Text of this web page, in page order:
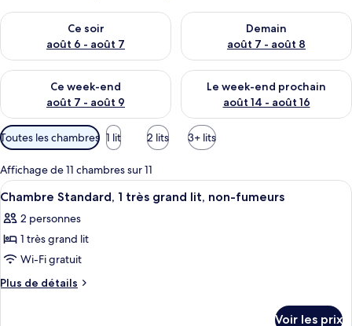
Ce soir
août 6 - août 7
Vérifier la disponibilité pour ce soir août 6 - août 7
Demain
août 7 - août 8
Vérifier la disponibilité pour
Ce week-end
août 7 - août 9
Vérifier la disponibilité pour ce week-end août 7 - août 9
Le week-end prochain
août 14 - août 16
Vérifier la disponibilité pour
Filtres
disponibles
pour
les
chambres
Toutes les chambres 1 lit 2 lits 3+ lits
Affichage de 11 chambres sur 11
Afficher
toutes
les
photos
pour
ce
Une chambre d’hôtel avec un
22
Chambre Standard, 1 très grand lit, non-fumeurs
2 personnes
1 très grand lit
Wi-Fi gratuit
Plus de détails
Plus
Voir les prix